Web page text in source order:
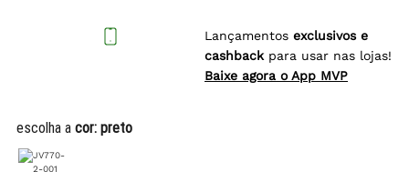
Lançamentos exclusivos e
cashback para usar nas lojas!
Baixe agora o App MVP
escolha a cor: preto